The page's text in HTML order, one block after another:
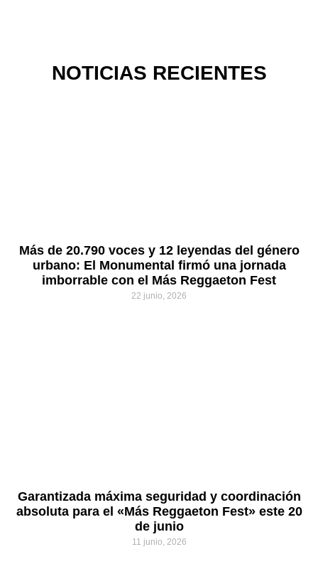
NOTICIAS RECIENTES
Más de 20.790 voces y 12 leyendas del género
urbano: El Monumental firmó una jornada
imborrable con el Más Reggaeton Fest
22 junio, 2026
Garantizada máxima seguridad y coordinación
absoluta para el «Más Reggaeton Fest» este 20
de junio
11 junio, 2026